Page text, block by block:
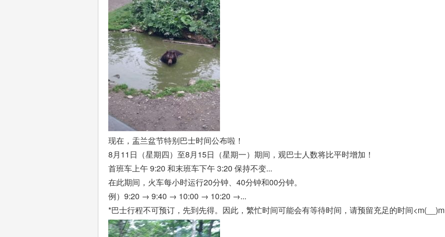
现在，盂兰盆节特别巴士时间公布啦！
8月11日（星期四）至8月15日（星期一）期间，观巴士人数将比平时增加！
首班车上午 9:20 和末班车下午 3:20 保持不变...
在此期间，火车每小时运行20分钟、40分钟和00分钟。
例）9:20 → 9:40 → 10:00 → 10:20 →...
*巴士行程不可预订，先到先得。因此，繁忙时间可能会有等待时间，请预留充足的时间